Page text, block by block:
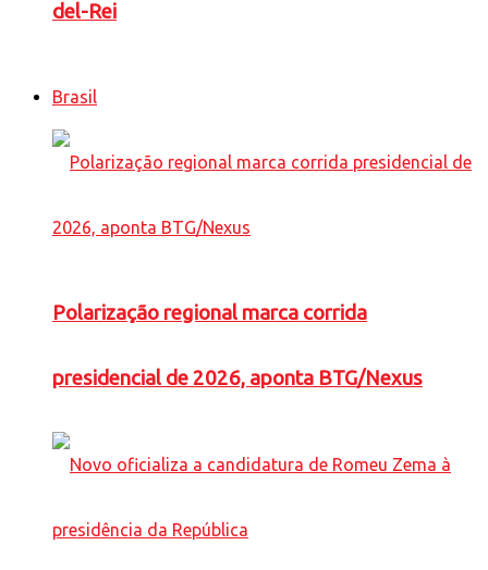
del-Rei
Brasil
Polarização regional marca corrida
presidencial de 2026, aponta BTG/Nexus